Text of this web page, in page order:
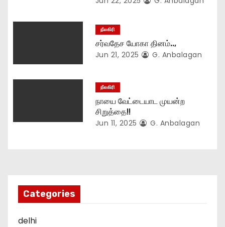
நீலகிரி
சர்வதேச யோகா தினம்..,
Jun 21, 2025 G. Anbalagan
நீலகிரி
நாயை வேட்டையாட முயன்ற
சிறுத்தை!!
Jun 11, 2025 G. Anbalagan
Categories
delhi